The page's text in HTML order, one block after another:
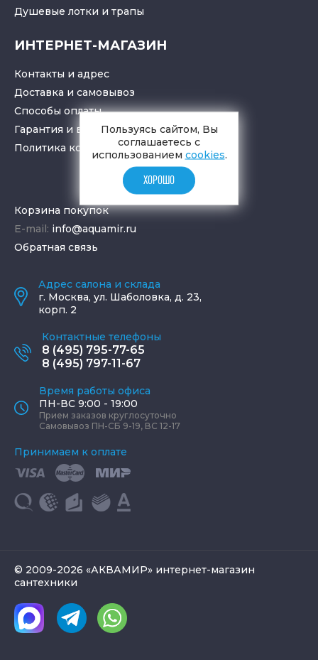
Душевые лотки и трапы
ИНТЕРНЕТ-МАГАЗИН
Контакты и адрес
Доставка и самовывоз
Способы оплаты
Гарантия и возврат товара
Политика конфиденциальности
Корзина покупок
E-mail: info@aquamir.ru
Обратная связь
Адрес салона и склада
г. Москва, ул. Шаболовка, д. 23,
корп. 2
Контактные телефоны
8 (495) 795-77-65
8 (495) 797-11-67
Время работы офиса
ПН-ВС 9:00 - 19:00
Прием заказов круглосуточно
Самовывоз ПН-СБ 9-19, ВС 12-17
Принимаем к оплате
© 2009-2026 «АКВАМИР» интернет-магазин
сантехники
Пользуясь сайтом, Вы
соглашаетесь с
использованием cookies.
ХОРОШО